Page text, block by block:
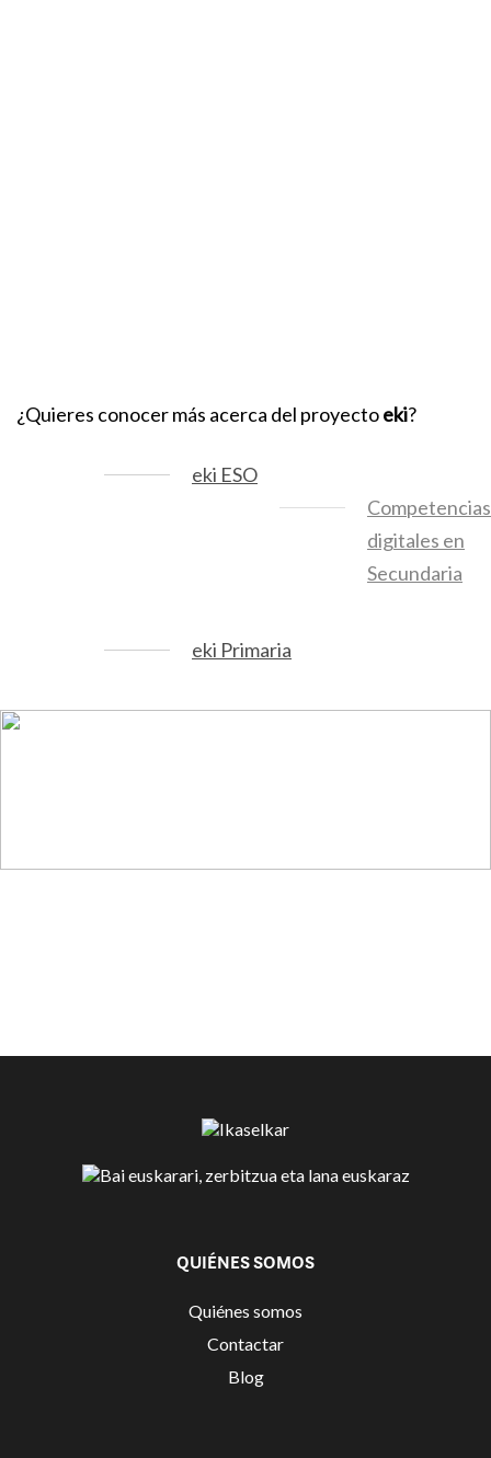
¿Quieres conocer más acerca del proyectoeki?
eki ESO
Competencias
digitales en
Secundaria
eki Primaria
QUIÉNES SOMOS
Quiénes somos
Contactar
Blog